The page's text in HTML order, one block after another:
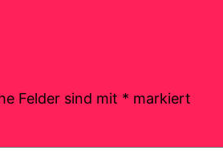
Felder sind mit * markiert